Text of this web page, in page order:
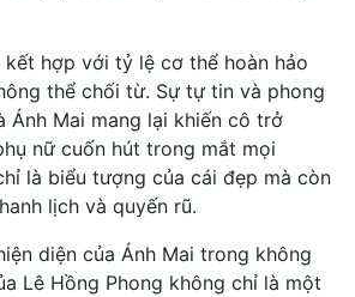
hợp với tỷ lệ cơ thể hoàn hảo
thể chối từ. Sự tự tin và phong
Ánh Mai mang lại khiến cô trở
nữ cuốn hút trong mắt mọi
là biểu tượng của cái đẹp mà còn
lịch và quyến rũ.
diện của Ánh Mai trong không
Lê Hồng Phong không chỉ là một